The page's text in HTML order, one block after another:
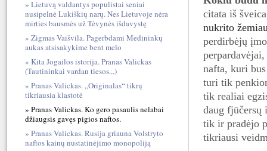
citata iš
nukrito
perdirbėjų
nafta, kuri
turi tik
tik realiai
daug fjūčersų
tik ir pradėjo
tikriausi
Lietuvą valdantys populistai seniai
nusipelnė Lukiškių narų. Nes Lietuvoje nėra
mirties bausmės už Tėvynės išdavystę
Zigmas Vaišvila. Pagerbdami Medininkų
aukas atsisakykime bent melo
Kita Jogailos istorija. Pranas Valickas
(Tautininkai vardan tiesos...)
Pranas Valickas. „Originalas“ tikrų
tikriausia klastotė
Pranas Valickas. Ko gero pasaulis nelabai
džiaugsis gavęs pigios naftos.
Pranas Valickas. Rusija griauna Volstryto
naftos kainų nustatinėjimo monopoliją